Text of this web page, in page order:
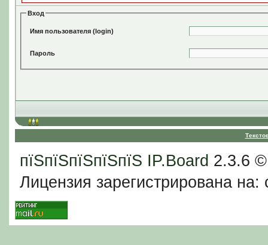
Вход
Имя пользователя (login)
Пароль
пїЅпїЅпїЅпїЅпїЅ IP.Board 2.3.6
Лицензия зарегистрирована